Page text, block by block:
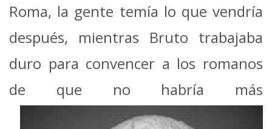
Roma, la gente temía lo que vendría
después, mientras Bruto trabajaba
duro para convencer a los romanos
de que no habría más